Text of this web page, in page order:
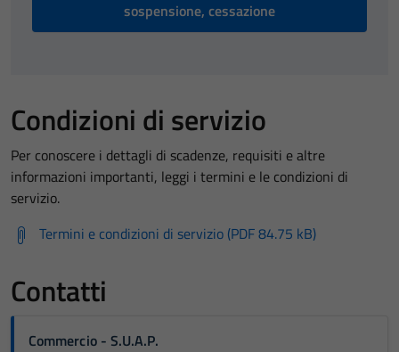
sospensione, cessazione
Condizioni di servizio
Per conoscere i dettagli di scadenze, requisiti e altre
informazioni importanti, leggi i termini e le condizioni di
servizio.
Termini e condizioni di servizio (PDF 84.75 kB)
Contatti
Commercio - S.U.A.P.
Questi cookie